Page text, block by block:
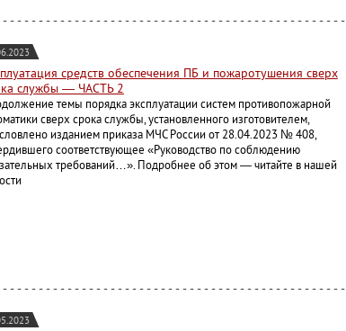
средств обеспечения ПБ и пожаротушения сверх
службы — ЧАСТЬ 2
темы порядка эксплуатации систем противопожарной
сверх срока службы, установленного изготовителем,
изданием приказа МЧС России от 28.04.2023 № 408,
соответствующее «Руководство по соблюдению
требований…». Подробнее об этом — читайте в нашей